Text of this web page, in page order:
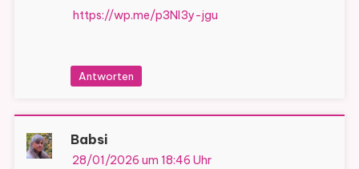
https://wp.me/p3Nl3y-jgu
Antworten
Babsi
28/01/2026 um 18:46 Uhr